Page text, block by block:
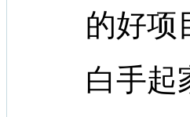
的好项
白手起